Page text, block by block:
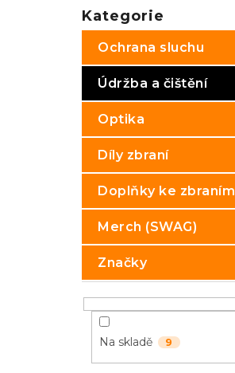
Přeskočit
kategorie
Kategorie
Ochrana sluchu
Údržba a čištění
Optika
Díly zbraní
Doplňky ke zbraním
Merch (SWAG)
Značky
Na skladě 9